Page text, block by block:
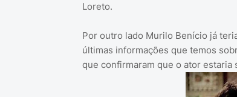
Loreto.
Por outro lado Murilo Benício já
últimas informações que temos
que confirmaram que o ator estaria